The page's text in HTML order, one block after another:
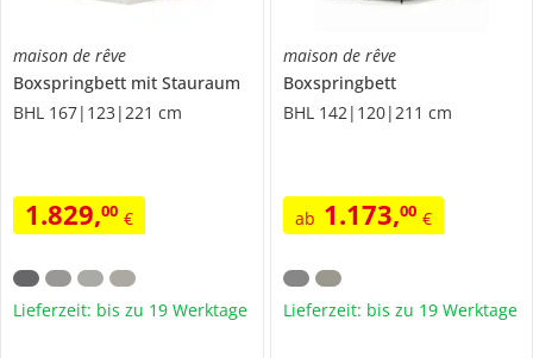
maison de rêve
Boxspringbett mit Stauraum
BHL 167|123|221 cm
1.829,00 €
Lieferzeit: bis zu 19 Werktage
maison de rêve
Boxspringbett
BHL 142|120|211 cm
ab 1.173,00 €
Lieferzeit: bis zu 19 Werktage